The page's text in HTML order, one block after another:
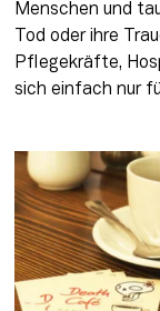
Menschen und
Tod oder ihre
Pflegekräfte,
sich einfach nur